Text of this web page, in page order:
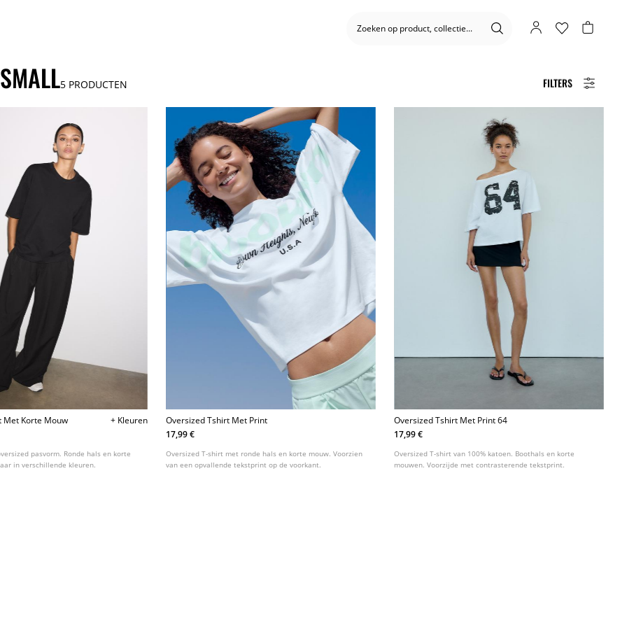
FILTERS
5 PRODUCTEN
Met Korte Mouw
+ Kleuren
pasvorm. Ronde hals en korte
in verschillende kleuren.
Oversized Tshirt Met Print
17,99 €
Oversized T-shirt met ronde hals en korte mouw. Voorzien
van een opvallende tekstprint op de voorkant.
Oversized Tshirt Met Print 64
17,99 €
Oversized T-shirt van 100% katoen. Boothals en korte
mouwen. Voorzijde met contrasterende tekstprint.